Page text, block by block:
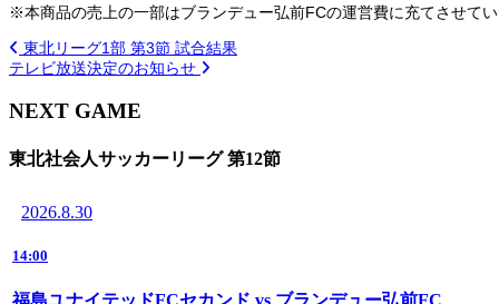
※本商品の売上の一部はブランデュー弘前FCの運営費に充てさせてい
東北リーグ1部 第3節 試合結果
テレビ放送決定のお知らせ
NEXT GAME
東北社会人サッカーリーグ 第12節
2026.8.30
14:00